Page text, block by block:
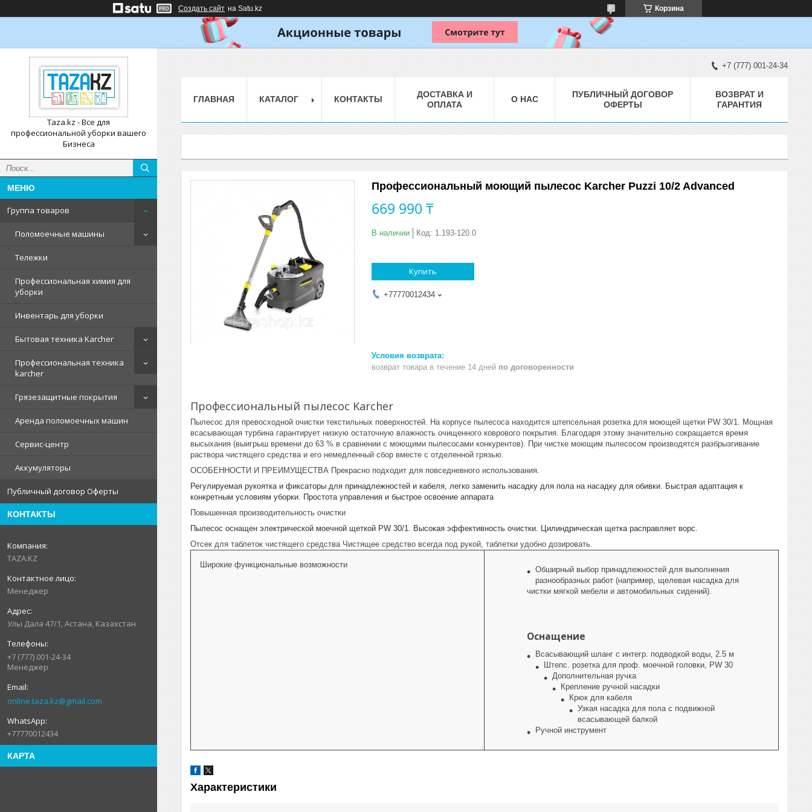
Создать сайт на Satu.kz Корзина
Taza.kz - Все для
профессиональной уборки вашего
Бизнеса
Группа товаров
Поломоечные машины
Тележки
Профессиональная химия для
уборки
Инвентарь для уборки
Бытовая техника Karcher
Профессиональная техника
karcher
Грязезащитные покрытия
Аренда поломоечных машин
Сервис-центр
Аккумуляторы
Публичный договор Оферты
КОНТАКТЫ
TAZA.KZ
Менеджер
Улы Дала 47/1, Астана, Казахстан
+7 (777) 001-24-34
Менеджер
online.taza.kz@gmail.com
+77770012434
КАРТА
+7 (777) 001-24-34
ГЛАВНАЯ КАТАЛОГ КОНТАКТЫ
ДОСТАВКА И
ОПЛАТА
О НАС
ПУБЛИЧНЫЙ ДОГОВОР
ОФЕРТЫ
ВОЗВРАТ И
ГАРАНТИЯ
Профессиональный моющий пылесос Karcher Puzzi 10/2 Advanced
669 990 ₸
В наличии Код: 1.193-120.0
Купить
+77770012434
возврат товара в течение 14 дней по договоренности
Профессиональный пылесос Karcher
Пылесос для превосходной очистки текстильных поверхностей. На корпусе пылесоса находится штепсельная розетка для моющей щетки PW 30/1. Мощная
всасывающая турбина гарантирует низкую остаточную влажность очищенного коврового покрытия. Благодаря этому значительно сокращается время
высыхания (выигрыш времени до 63 % в сравнении с моющими пылесосами конкурентов). При чистке моющим пылесосом производятся разбрызгивание
раствора чистящего средства и его немедленный сбор вместе с отделенной грязью.
ОСОБЕННОСТИ И ПРЕИМУЩЕСТВА Прекрасно подходит для повседневного использования.
Регулируемая рукоятка и фиксаторы для принадлежностей и кабеля, легко заменить насадку для пола на насадку для обивки. Быстрая адаптация к
конкретным условиям уборки. Простота управления и быстрое освоение аппарата
Повышенная производительность очистки
Пылесос оснащен электрической моечной щеткой PW 30/1. Высокая эффективность очистки. Цилиндрическая щетка расправляет ворс.
Отсек для таблеток чистящего средства Чистящее средство всегда под рукой, таблетки удобно дозировать.
Широкие функциональные возможности
Обширный выбор принадлежностей для выполнения
разнообразных работ (например, щелевая насадка для
чистки мягкой мебели и автомобильных сидений).
Оснащение
Всасывающий шланг с интегр. подводкой воды, 2.5 м
Штепс. розетка для проф. моечной головки, PW 30
Дополнительная ручка
Крепление ручной насадки
Крюк для кабеля
Узкая насадка для пола с подвижной
всасывающей балкой
Ручной инструмент
Характеристики